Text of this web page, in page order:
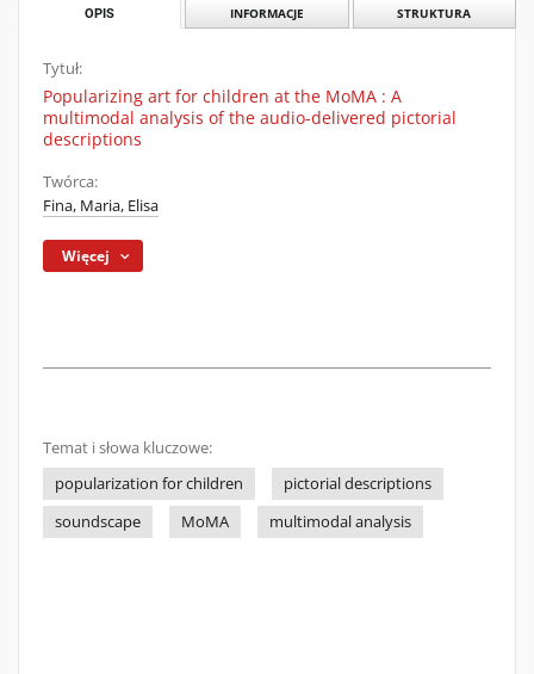
OPIS INFORMACJE STRUKTURA
Tytuł:
Popularizing art for children at the MoMA : A
multimodal analysis of the audio-delivered pictorial
descriptions
Twórca:
Fina, Maria, Elisa
Więcej
Temat i słowa kluczowe:
popularization for children
pictorial descriptions
soundscape
MoMA multimodal analysis